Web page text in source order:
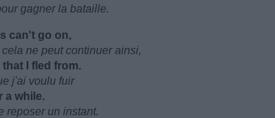
gagner la bataille.
can't go on,
ne peut continuer ainsi,
I fled from.
j'ai voulu fuir
a while.
reposer un instant.